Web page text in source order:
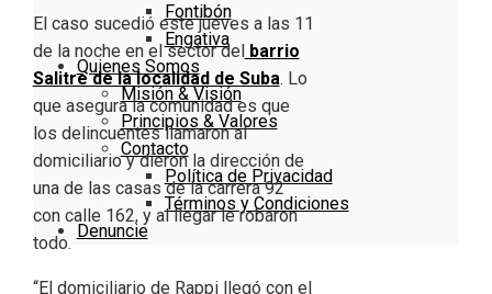
Fontibón
Engativa
Quienes Somos
Misión & Visión
Principios & Valores
Contacto
Política de Privacidad
Términos y Condiciones
Denuncie
El caso sucedió este jueves a las 11
de la noche en el sector delbarrio
Salitre de la localidad de Suba. Lo
que asegura la comunidad es que
los delincuentes llamaron al
domiciliario y dieron la dirección de
una de las casas de la carrera 92
con calle 162, y al llegar le robaron
todo.
“El domiciliario de Rappi llegó con el